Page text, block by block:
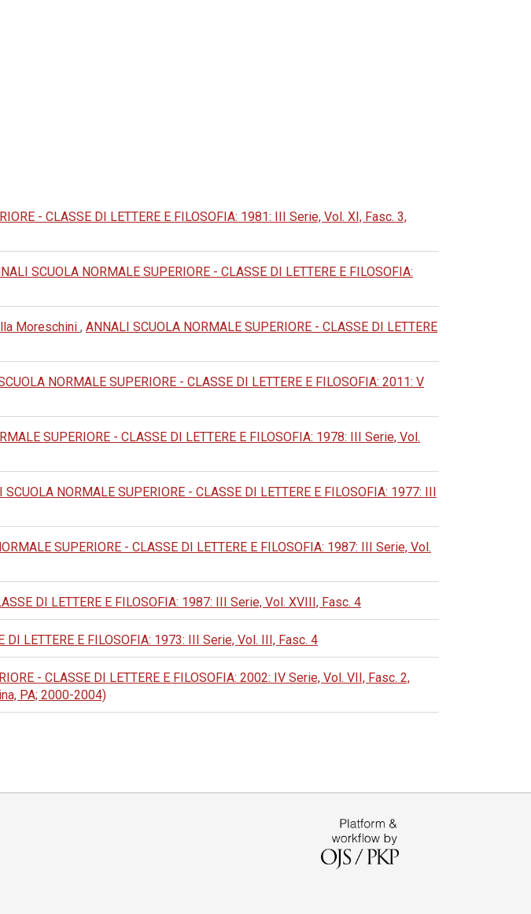
- CLASSE DI LETTERE E FILOSOFIA: 1981: III Serie, Vol. XI, Fasc. 3,
SCUOLA NORMALE SUPERIORE - CLASSE DI LETTERE E FILOSOFIA:
Moreschini , ANNALI SCUOLA NORMALE SUPERIORE - CLASSE DI LETTERE
NORMALE SUPERIORE - CLASSE DI LETTERE E FILOSOFIA: 2011: V
SUPERIORE - CLASSE DI LETTERE E FILOSOFIA: 1978: III Serie, Vol.
SCUOLA NORMALE SUPERIORE - CLASSE DI LETTERE E FILOSOFIA: 1977: III
SUPERIORE - CLASSE DI LETTERE E FILOSOFIA: 1987: III Serie, Vol.
DI LETTERE E FILOSOFIA: 1987: III Serie, Vol. XVIII, Fasc. 4
DI LETTERE E FILOSOFIA: 1973: III Serie, Vol. III, Fasc. 4
- CLASSE DI LETTERE E FILOSOFIA: 2002: IV Serie, Vol. VII, Fasc. 2,
PA; 2000-2004)